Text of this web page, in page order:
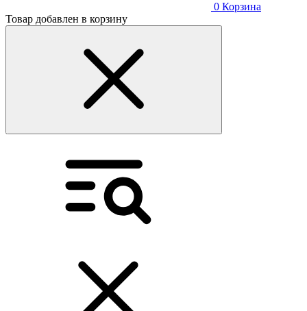
0 Корзина
Товар добавлен в корзину